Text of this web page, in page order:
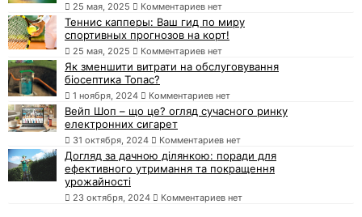
25 мая, 2025 Комментариев нет
Теннис капперы: Ваш гид по миру
спортивных прогнозов на корт!
25 мая, 2025 Комментариев нет
Як зменшити витрати на обслуговування
біосептика Топас?
1 ноября, 2024 Комментариев нет
Вейп Шоп – що це? огляд сучасного ринку
електронних сигарет
31 октября, 2024 Комментариев нет
Догляд за дачною ділянкою: поради для
ефективного утримання та покращення
урожайності
23 октября, 2024 Комментариев нет